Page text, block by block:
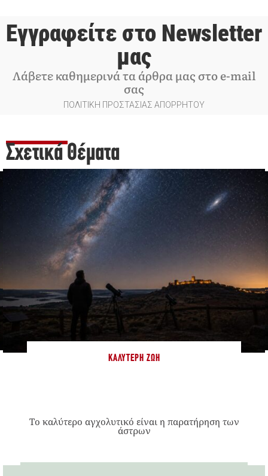
Εγγραφείτε στο Newsletter
μας
Λάβετε καθημερινά τα άρθρα μας στο e-mail
σας
ΠΟΛΙΤΙΚΗ ΠΡΟΣΤΑΣΙΑΣ ΑΠΟΡΡΗΤΟΥ
Σχετικά Θέματα
ΚΑΛΎΤΕΡΗ ΖΩΉ
Το καλύτερο αγχολυτικό είναι η παρατήρηση των
άστρων